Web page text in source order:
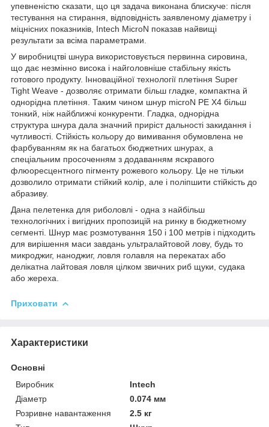
упевненістю сказати, що ця задача виконана блискуче: після
тестування на стирання, відповідність заявленому діаметру і
міцнісних показників, Intech MicroN показав найвищі
результати за всіма параметрами.
У виробництві шнура використовується первинна сировина,
що дає незмінно висока і найголовніше стабільну якість
готового продукту. Інноваційної технології плетіння Super
Tight Weave - дозволяє отримати більш гладке, компактна й
однорідна плетіння. Таким чином шнур microN PE X4 більш
тонкий, ніж найближчі конкуренти. Гладка, однорідна
структура шнура дала значний приріст дальності закидання і
чутливості. Стійкість кольору до вимивання обумовлена не
фарбуванням як на багатьох бюджетних шнурах, а
спеціальним просоченням з додаванням яскравого
флюоресцентного пігменту рожевого кольору. Це не тільки
дозволило отримати стійкий колір, але і поліпшити стійкість до
абразиву.
Дана пелетенка для риболовлі - одна з найбільш
технологічних і вигідних пропозицій на ринку в бюджетному
сегменті. Шнур має розмотування 150 і 100 метрів і підходить
для вирішення маси завдань ультралайтовой лову, будь то
микроджиг, наноджиг, ловля голавля на перекатах або
делікатна лайтовая ловля цілком звичних риб щуки, судака
або жереха.
Приховати
Характеристики
Основні
Виробник
Intech
Діаметр
0.074 мм
Розривне навантаження
2.5 кг